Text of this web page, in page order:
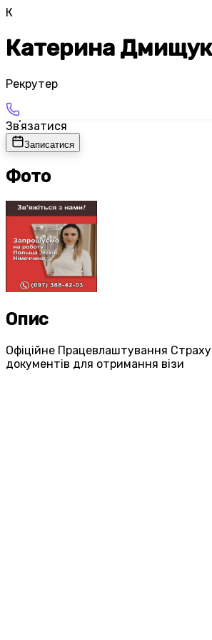
К
Катерина Дмищук
Рекрутер
Звʼязатися
Записатися
Фото
Опис
Офіційне Працевлаштування
документів для отримання візи